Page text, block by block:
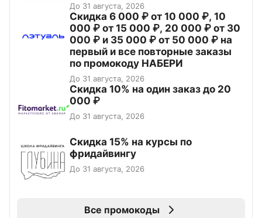
До 31 августа, 2026
Скидка 6 000 ₽ от 10 000 ₽, 10
000 ₽ от 15 000 ₽, 20 000 ₽ от 30
000 ₽ и 35 000 ₽ от 50 000 ₽ на
первый и все повторные заказы
по промокоду НАБЕРИ
До 31 августа, 2026
Скидка 10% на один заказ до 20
000 ₽
До 31 августа, 2026
Скидка 15% на курсы по
фридайвингу
До 31 августа, 2026
Все промокоды